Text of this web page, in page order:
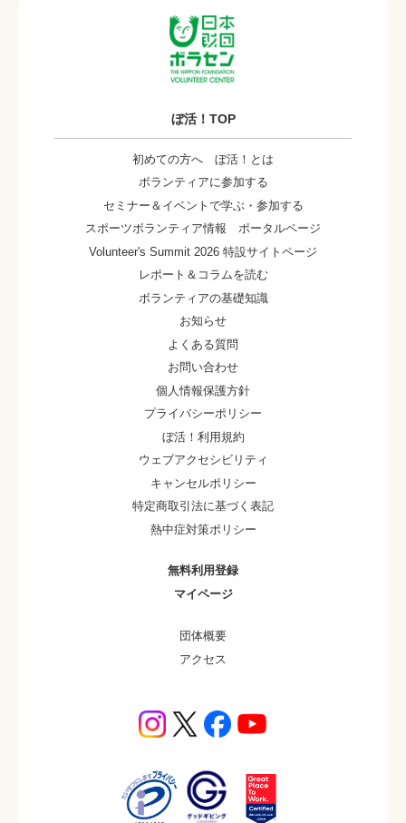
ぼ活！TOP
初めての方へ ぼ活！とは
ボランティアに参加する
セミナー＆イベントで学ぶ・参加する
スポーツボランティア情報 ポータルページ
Volunteer's Summit 2026 特設サイトページ
レポート＆コラムを読む
ボランティアの基礎知識
お知らせ
よくある質問
お問い合わせ
個人情報保護方針
プライバシーポリシー
ぼ活！利用規約
ウェブアクセシビリティ
キャンセルポリシー
特定商取引法に基づく表記
熱中症対策ポリシー
無料利用登録
マイページ
団体概要
アクセス